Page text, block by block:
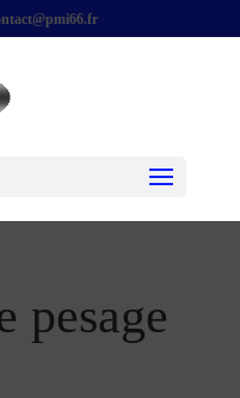
pesage